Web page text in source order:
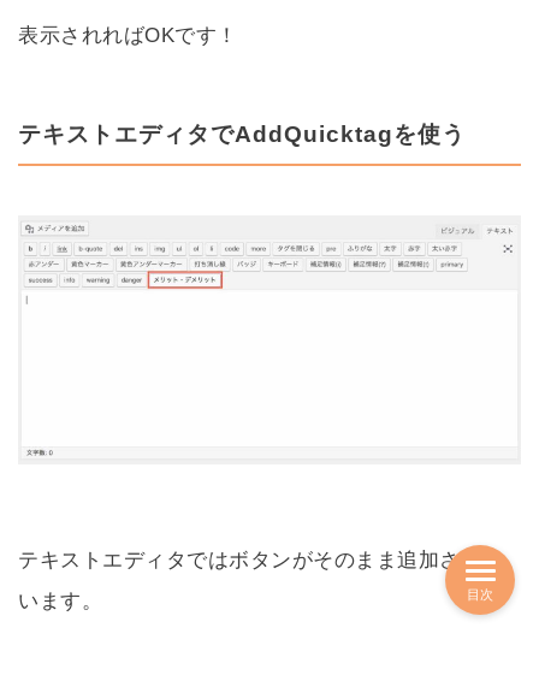
表示されればOKです！
テキストエディタでAddQuicktagを使う
テキストエディタではボタンがそのまま追加されて
います。
目次